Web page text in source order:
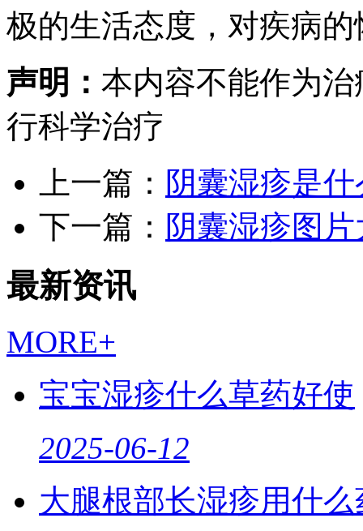
极的生活态度，对疾病
声明： 本内容不能作为
行科学治疗
上一篇： 阴囊湿疹是
下一篇： 阴囊湿疹图
最新资讯
MORE+
宝宝湿疹什么草药好使
2025-06-12
大腿根部长湿疹用什么